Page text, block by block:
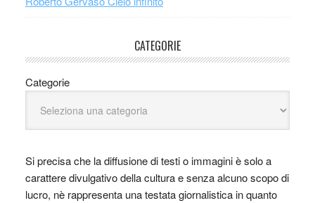
CATEGORIE
Categorie
Si precisa che la diffusione di testi o immagini è solo a
carattere divulgativo della cultura e senza alcuno scopo di
lucro, nè rappresenta una testata giornalistica in quanto